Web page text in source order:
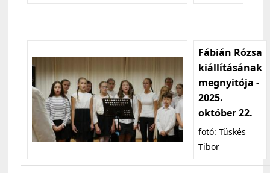
Fábián Rózsa
kiállításának
megnyitója -
2025.
október 22.
fotó: Tüskés
Tibor